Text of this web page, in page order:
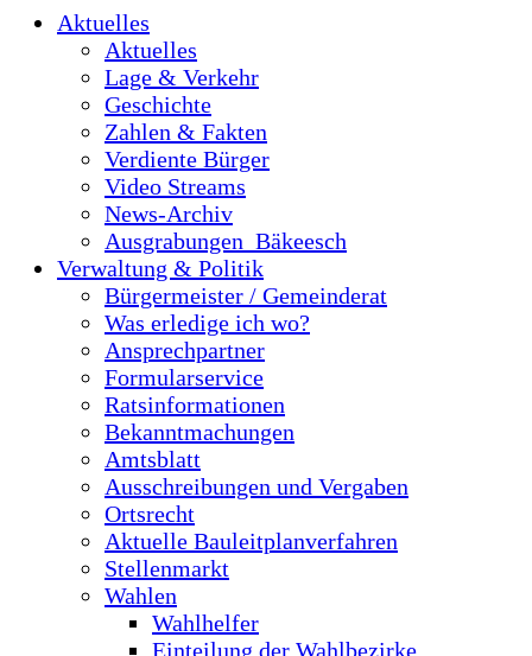
Aktuelles
Aktuelles
Lage & Verkehr
Geschichte
Zahlen & Fakten
Verdiente Bürger
Video Streams
News-Archiv
Ausgrabungen_Bäkeesch
Verwaltung & Politik
Bürgermeister / Gemeinderat
Was erledige ich wo?
Ansprechpartner
Formularservice
Ratsinformationen
Bekanntmachungen
Amtsblatt
Ausschreibungen und Vergaben
Ortsrecht
Aktuelle Bauleitplanverfahren
Stellenmarkt
Wahlen
Wahlhelfer
Einteilung der Wahlbezirke